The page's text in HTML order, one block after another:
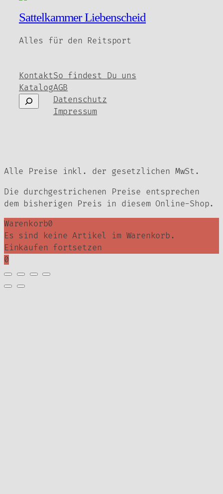
Optionen
können
auf
gewählt
Sattelkammer Liebenscheid
Alles für den Reitsport
Kontakt
Katalog
Suchen
So findest Du uns
AGB
Datenschutz
Impressum
Alle Preise inkl. der gesetzlichen MwSt.
Die durchgestrichenen Preise entsprechen
dem bisherigen Preis in diesem Online-Shop.
Warenkorb0
Es sind keine Artikel im Warenkorb.
Einkaufen fortsetzen
0